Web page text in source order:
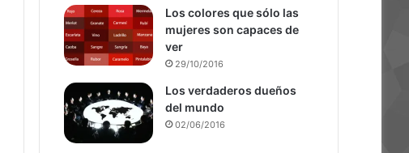
Los colores que sólo las
mujeres son capaces de
ver
29/10/2016
Los verdaderos dueños
del mundo
02/06/2016